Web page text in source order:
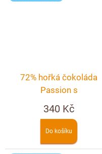
72% hořká čokoláda
Passion s
makadamovými ořechy,
mandlemi, pomerančem
rybízem
340 Kč
Do košíku